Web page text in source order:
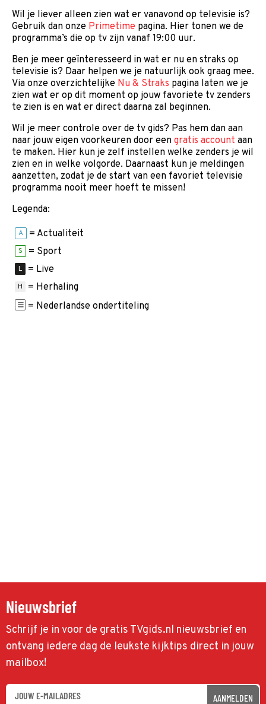
Wil je liever alleen zien wat er vanavond op televisie is?
Gebruik dan onze Primetime pagina. Hier tonen we de
programma’s die op tv zijn vanaf 19:00 uur.
Ben je meer geïnteresseerd in wat er nu en straks op
televisie is? Daar helpen we je natuurlijk ook graag mee.
Via onze overzichtelijke Nu & Straks pagina laten we je
zien wat er op dit moment op jouw favoriete tv zenders
te zien is en wat er direct daarna zal beginnen.
Wil je meer controle over de tv gids? Pas hem dan aan
naar jouw eigen voorkeuren door een gratis account aan
te maken. Hier kun je zelf instellen welke zenders je wil
zien en in welke volgorde. Daarnaast kun je meldingen
aanzetten, zodat je de start van een favoriet televisie
programma nooit meer hoeft te missen!
Legenda:
A = Actualiteit
S = Sport
L = Live
H
= Herhaling
= Nederlandse ondertiteling
Nieuwsbrief
Schrijf je in voor de gratis TVgids.nl nieuwsbrief en
ontvang iedere dag de leukste kijktips direct in jouw
mailbox!
AANMELDEN